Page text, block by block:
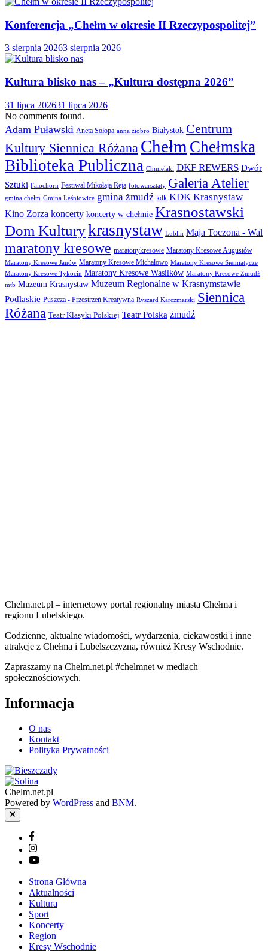
Konferencja „Chełm w okresie II Rzeczypospolitej”
3 sierpnia 20263 sierpnia 2026
Kultura blisko nas – „Kultura dostępna 2026”
31 lipca 202631 lipca 2026
No comments found.
Adam Puławski Aneta Sołopa anna ziobro Białystok Centrum
Kultury Siennica Różana Chełm Chełmska
Biblioteka Publiczna Chmielaki DKF REWERS Dwór
Sztuki Falochorn Festiwal Mikołaja Reja fotowarsztaty Galeria Atelier
gmina chełm Gmina Leśniowice gmina żmudź kdk KDK Krasnystaw
Kino Zorza koncerty koncerty w chełmie Krasnostawski
Dom Kulturykrasnystaw Lublin Maja Toczona - Wal
maratony kresowe maratonykresowe Maratony Kresowe Augustów
Maratony Kresowe Janów Maratony Kresowe Michałowo Maratony Kresowe Siemiatycze
Maratony Kresowe Tykocin Maratony Kresowe Wasilków Maratony Kresowe Żmudź
mtb Muzeum Krasnystaw Muzeum Regionalne w Krasnymstawie
Podlaskie Puszcza - Przestrzeń Kreatywna Ryszard Karczmarski Siennica
Różana Teatr Klasyki Polskiej Teatr Polska żmudź
Chelm.net.pl – internetowy portal regionalny miasta Chełma i
regionu Lubelskiego.
Codzienne, aktualne wiadomości, wydarzenia, ciekawostki i inne
atrakcje z Chełma i Lubelszczyzna, również Kresy Wschodnie.
Zapraszamy na Chelm.net.pl #chelmnet w mediach
społecznościowych.
Informacja
O nas
Kontakt
Polityka Prywatności
Chelm.net.pl
Powered by WordPress and BNM.
Close
Facebook
Instagram
YouTube
Strona Główna
Aktualności
Kultura
Sport
Koncerty
Region
Kresy Wschodnie